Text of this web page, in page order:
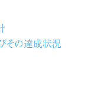
その達成状況